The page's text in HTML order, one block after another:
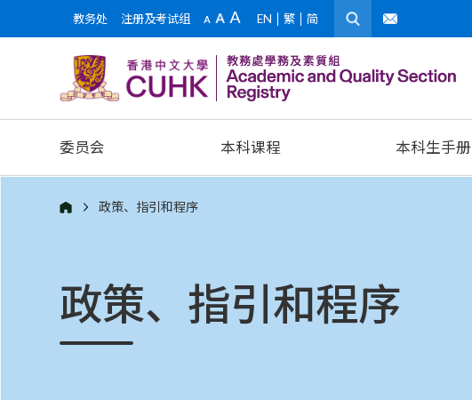
教务处 注册及考试组 繁
EN 简
委员会 本科课程 本科生手册
政策、指引和程序
政策、指引和程序